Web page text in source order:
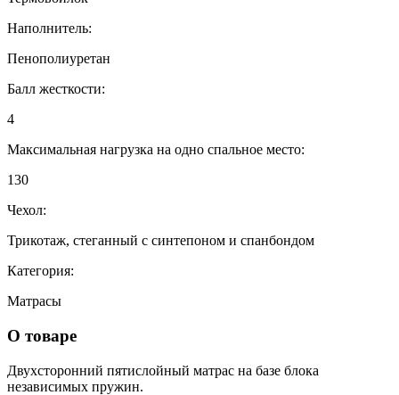
Наполнитель:
Пенополиуретан
Балл жесткости:
4
Максимальная нагрузка на одно спальное место:
130
Чехол:
Трикотаж, стеганный с синтепоном и спанбондом
Категория:
Матрасы
О товаре
Двухсторонний пятислойный матрас на базе блока
независимых пружин.